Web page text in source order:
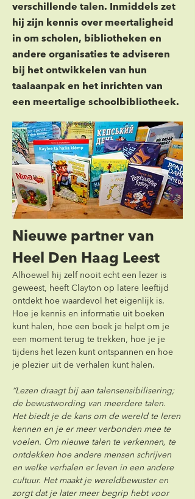
verschillende talen. Inmiddels zet
hij zijn kennis over meertaligheid
in om scholen, bibliotheken en
andere organisaties te adviseren
bij het ontwikkelen van hun
taalaanpak en het inrichten van
een meertalige schoolbibliotheek.
Nieuwe partner van
Heel Den Haag Leest
Alhoewel hij zelf nooit echt een lezer is
geweest, heeft Clayton op latere leeftijd
ontdekt hoe waardevol het eigenlijk is.
Hoe je kennis en informatie uit boeken
kunt halen, hoe een boek je helpt om je
een moment terug te trekken, hoe je je
tijdens het lezen kunt ontspannen en hoe
je plezier uit de verhalen kunt halen.
“Lezen draagt bij aan talensensibilisering;
de bewustwording van meerdere talen.
Het biedt je de kans om de wereld te leren
kennen en je er meer verbonden mee te
voelen. Om nieuwe talen te verkennen, te
ontdekken hoe andere mensen schrijven
en welke verhalen er leven in een andere
cultuur. Het maakt je wereldbewuster en
zorgt dat je later meer begrip hebt voor